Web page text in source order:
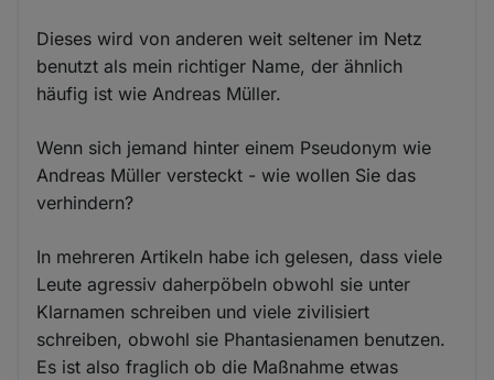
Dieses wird von anderen weit seltener im Netz
benutzt als mein richtiger Name, der ähnlich
häufig ist wie Andreas Müller.
Wenn sich jemand hinter einem Pseudonym wie
Andreas Müller versteckt - wie wollen Sie das
verhindern?
In mehreren Artikeln habe ich gelesen, dass viele
Leute agressiv daherpöbeln obwohl sie unter
Klarnamen schreiben und viele zivilisiert
schreiben, obwohl sie Phantasienamen benutzen.
Es ist also fraglich ob die Maßnahme etwas